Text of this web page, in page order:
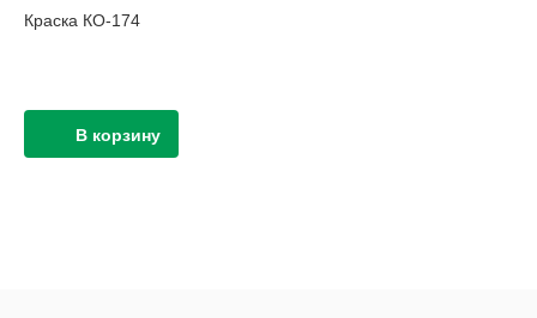
Краска КО-174